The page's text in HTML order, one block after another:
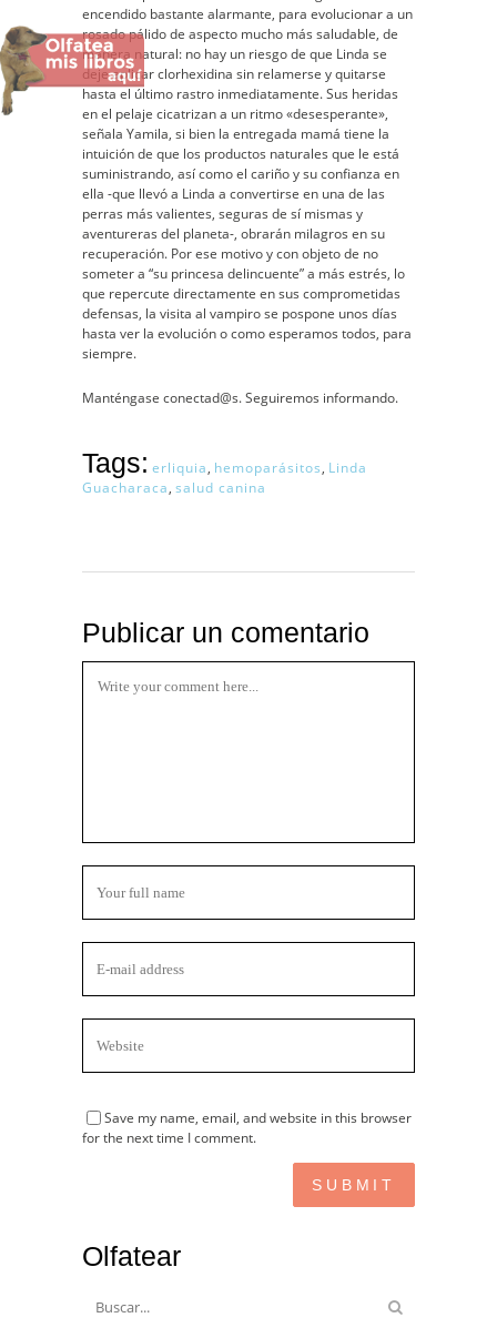
encendido bastante alarmante, para evolucionar a un
rosado pálido de aspecto mucho más saludable, de
manera natural: no hay un riesgo de que Linda se
deje aplicar clorhexidina sin relamerse y quitarse
hasta el último rastro inmediatamente. Sus heridas
en el pelaje cicatrizan a un ritmo «desesperante»,
señala Yamila, si bien la entregada mamá tiene la
intuición de que los productos naturales que le está
suministrando, así como el cariño y su confianza en
ella -que llevó a Linda a convertirse en una de las
perras más valientes, seguras de sí mismas y
aventureras del planeta-, obrarán milagros en su
recuperación. Por ese motivo y con objeto de no
someter a “su princesa delincuente” a más estrés, lo
que repercute directamente en sus comprometidas
defensas, la visita al vampiro se pospone unos días
hasta ver la evolución o como esperamos todos, para
siempre.
Manténgase conectad@s. Seguiremos informando.
Tags: erliquia, hemoparásitos, Linda
Guacharaca, salud canina
Publicar un comentario
Save my name, email, and website in this browser
for the next time I comment.
Olfatear